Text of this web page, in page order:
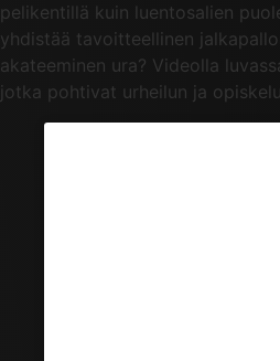
pelikentillä kuin luentosalien
yhdistää tavoitteellinen
akateeminen ura? Videolla
jotka pohtivat urheilun ja